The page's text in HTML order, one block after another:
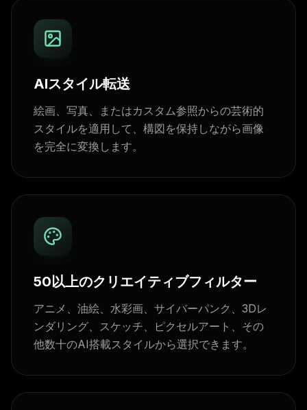
AIスタイル転送
絵画、写真、またはカスタム参照からの芸術的
スタイルを適用して、構図を保持しながら画像
を完全に変換します。
50以上のクリエイティブフィルター
アニメ、油絵、水彩画、サイバーパンク、3Dレ
ンダリング、スケッチ、ピクセルアート、その
他数十のAI搭載スタイルから選択できます。